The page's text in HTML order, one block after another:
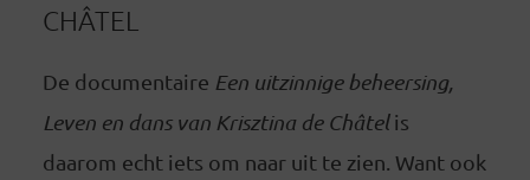
CHÂTEL
De documentaire Een uitzinnige beheersing,
Leven en dans van Krisztina de Châtelis
daarom echt iets om naar uit te zien. Want ook